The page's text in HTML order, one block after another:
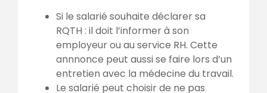
Si le salarié souhaite déclarer sa
RQTH : il doit l’informer à son
employeur ou au service RH. Cette
annnonce peut aussi se faire lors d’un
entretien avec la médecine du travail.
Le salarié peut choisir de ne pas